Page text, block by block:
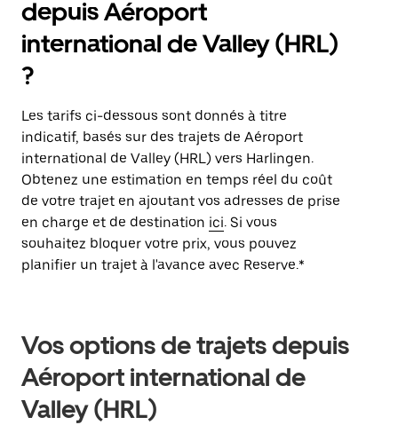
depuis Aéroport
international de Valley (HRL)
?
Les tarifs ci-dessous sont donnés à titre
indicatif, basés sur des trajets de Aéroport
international de Valley (HRL) vers Harlingen.
Obtenez une estimation en temps réel du coût
de votre trajet en ajoutant vos adresses de prise
en charge et de destination ici. Si vous
souhaitez bloquer votre prix, vous pouvez
planifier un trajet à l'avance avec Reserve.*
Vos options de trajets depuis
Aéroport international de
Valley (HRL)